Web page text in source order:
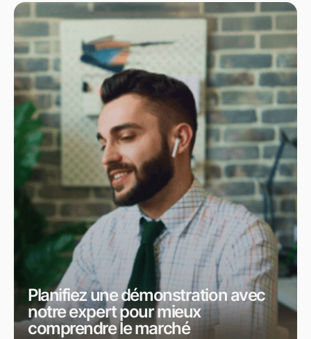
Planifiez une démonstration avec
notre expert pour mieux
comprendre le marché